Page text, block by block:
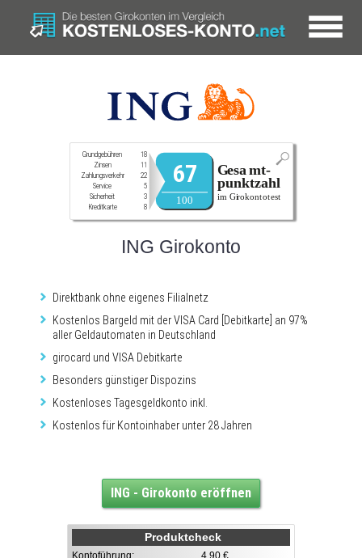
Grundgebühren
18
Zinsen
11
Zahlungsverkehr
22
Service
5
Sicherheit
3
Kreditkarte
8
67
ING Girokonto
Direktbank ohne eigenes Filialnetz
Kostenlos Bargeld mit der VISA Card [Debitkarte] an 97%
aller Geldautomaten in Deutschland
girocard und VISA Debitkarte
Besonders günstiger Dispozins
Kostenloses Tagesgeldkonto inkl.
Kostenlos für Kontoinhaber unter 28 Jahren
ING - Girokonto eröffnen
Produktcheck
Kontoführung:
4,90 €